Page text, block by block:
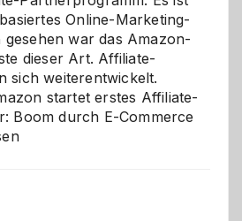
Online-Marketing-
war das Amazon-
dieser Art. Affiliate-
sich weiterentwickelt.
startet erstes Affiliate-
Boom durch E-Commerce